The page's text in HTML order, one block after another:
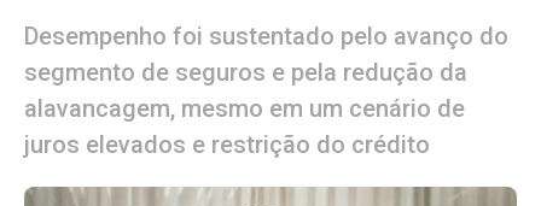
Desempenho foi sustentado pelo avanço do
segmento de seguros e pela redução da
alavancagem, mesmo em um cenário de
juros elevados e restrição do crédito